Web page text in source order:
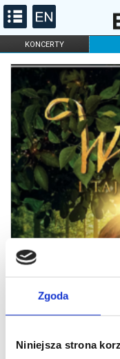
Zgoda
Niniejsza strona
KONCERTY
FILHARMONIA
DLA DZIECI